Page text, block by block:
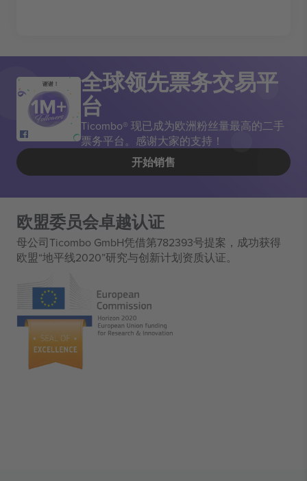
谢谢！ 全球领先票务交易平
台
Ticombo® 现已成为欧洲粉丝量最高的二手
票务平台。感谢大家的支持！
开始销售
欧盟委员会卓越认证
母公司Ticombo GmbH凭借第782393号提案，成功获得
欧盟“地平线2020”研究与创新计划资质认证。